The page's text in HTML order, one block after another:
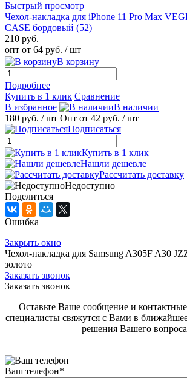
Быстрый просмотр
Чехол-накладка для iPhone 11 Pro Max
CASE бордовый (52)
210 руб.
опт от 64 руб. / шт
В корзину
Подробнее
Купить в 1 клик Сравнение
В избранное
В наличии
180 руб. / шт Опт от 42 руб. / шт
Подписаться
Купить в 1 клик
Нашли дешевле
Рассчитать доставку
Недоступно
Поделиться
Ошибка
Закрыть окно
Чехол-накладка для Samsung A305F A30
золото
Заказать звонок
Заказать звонок
Оставьте Ваше сообщение и
специалисты свяжутся с Вами в
решения Вашего
Ваш телефон*